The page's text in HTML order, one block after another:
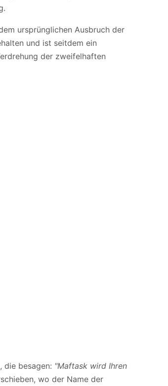
ursprünglichen Ausbruch der
und ist seitdem ein
der zweifelhaften
die besagen: "Maftask wird Ihren
wo der Name der